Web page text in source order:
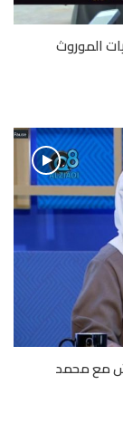
الموروث
مع محمد